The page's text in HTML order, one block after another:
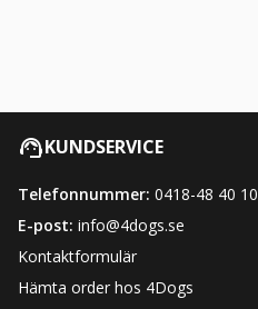
KUNDSERVICE
Telefonnummer: 0418-48 40 10
E-post: info@4dogs.se
Kontaktformulär
Hämta order hos 4Dogs